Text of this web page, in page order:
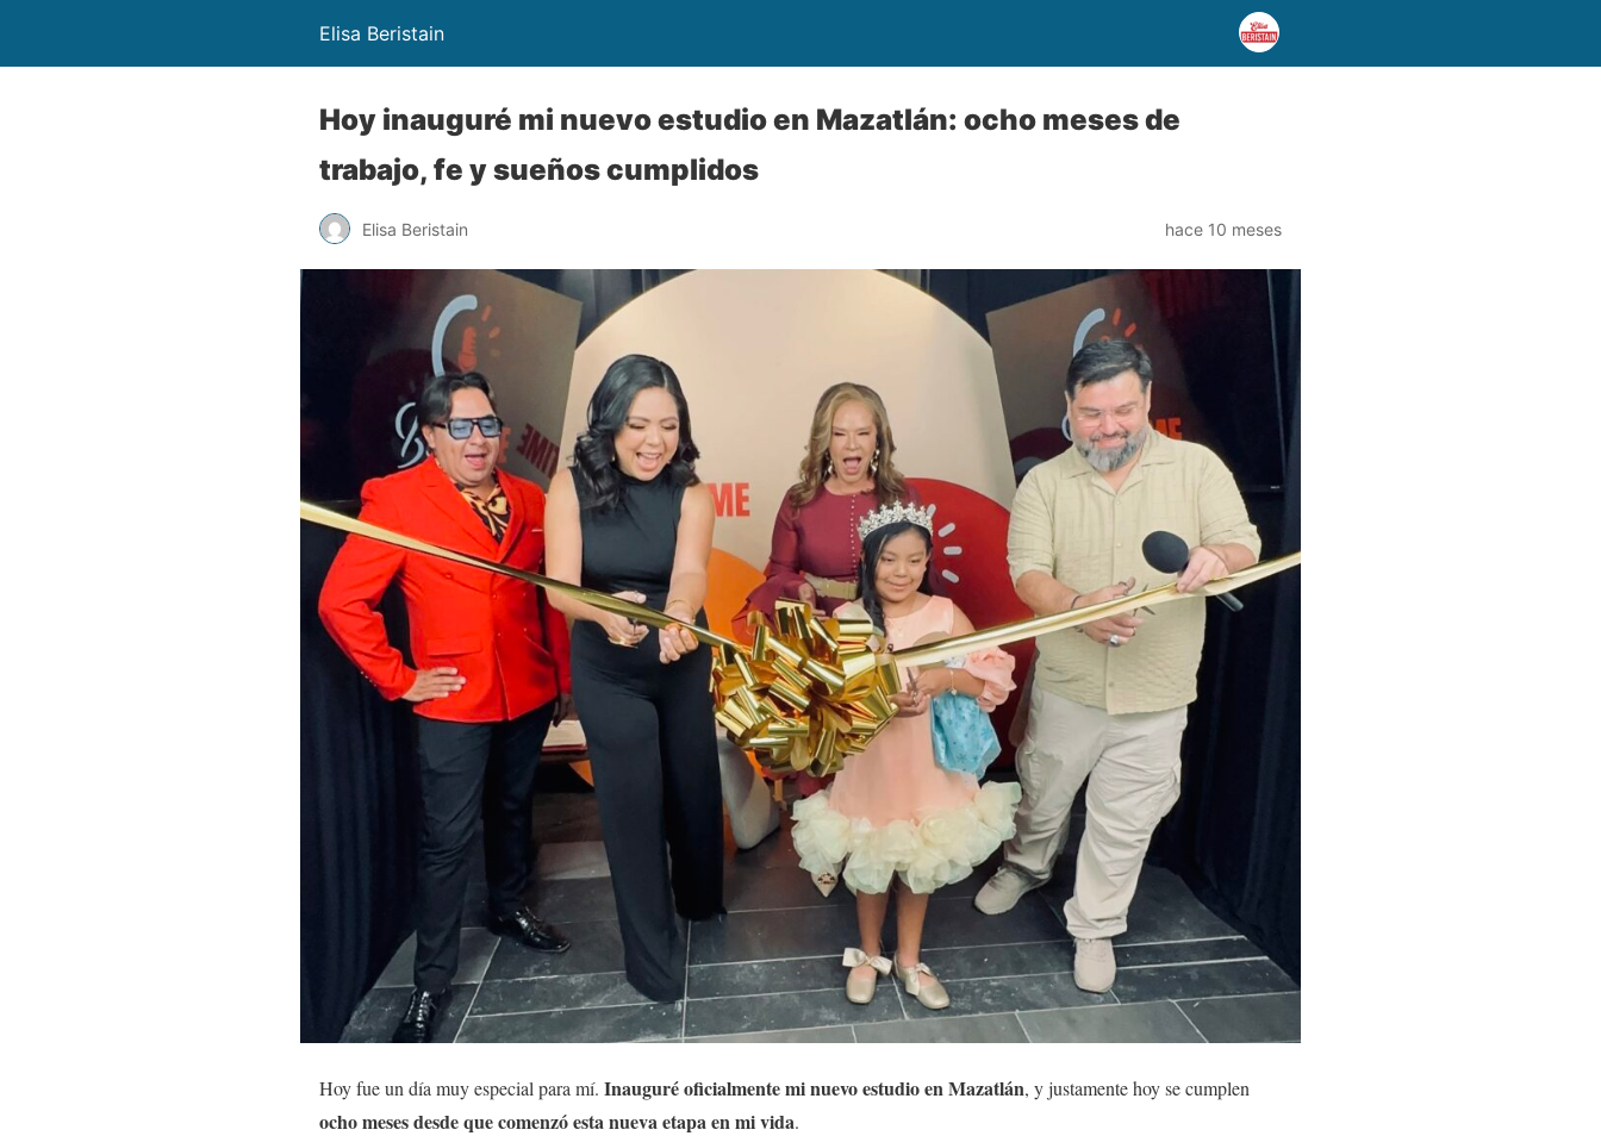
Elisa Beristain
Hoy inauguré mi nuevo estudio en Mazatlán: ocho meses de
trabajo, fe y sueños cumplidos
Elisa Beristain hace 10 meses
Hoy fue un día muy especial para mí. Inauguré oficialmente mi nuevo estudio en Mazatlán, y justamente hoy se cumplen
ocho meses desde que comenzó esta nueva etapa en mi vida.